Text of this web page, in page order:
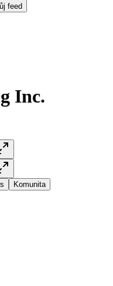
feed
Inc.
Komunita